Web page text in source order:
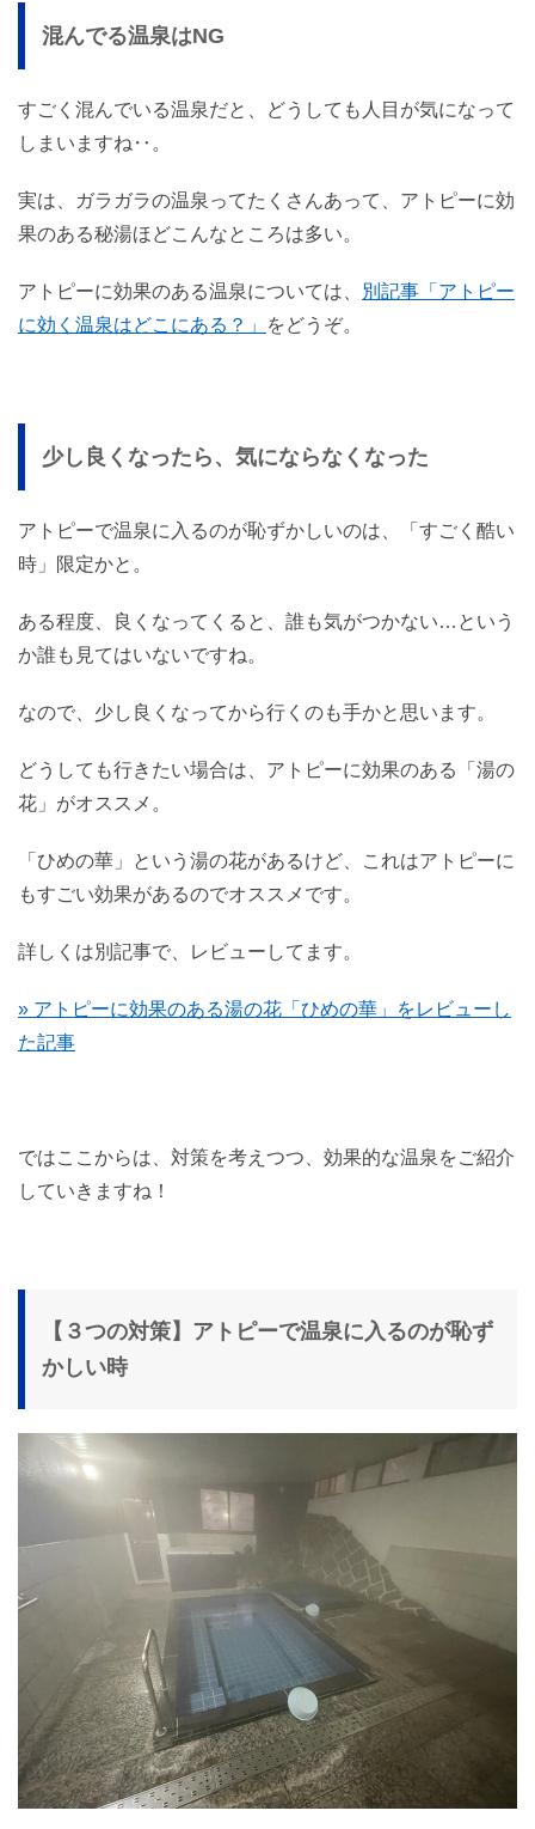
混んでる温泉はNG
すごく混んでいる温泉だと、どうしても人目が気になって
しまいますね‥。
実は、ガラガラの温泉ってたくさんあって、アトピーに効
果のある秘湯ほどこんなところは多い。
アトピーに効果のある温泉については、
別記事「アトピー
に効く温泉はどこにある？」
をどうぞ。
少し良くなったら、気にならなくなった
アトピーで温泉に入るのが恥ずかしいのは、「すごく酷い
時」限定かと。
ある程度、良くなってくると、誰も気がつかない…という
か誰も見てはいないですね。
なので、少し良くなってから行くのも手かと思います。
どうしても行きたい場合は、アトピーに効果のある「湯の
花」がオススメ。
「ひめの華」という湯の花があるけど、これはアトピーに
もすごい効果があるのでオススメです。
詳しくは別記事で、レビューしてます。
» アトピーに効果のある湯の花「ひめの華」をレビューし
た記事
ではここからは、対策を考えつつ、効果的な温泉をご紹介
していきますね！
【３つの対策】アトピーで温泉に入るのが恥ず
かしい時